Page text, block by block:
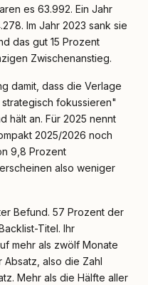
es 63.992. Ein Jahr
Im Jahr 2023 sank sie
das gut 15 Prozent
Zwischenanstieg.
damit, dass die Verlage
fokussieren"
hält an. Für 2025 nennt
2025/2026 noch
9,8 Prozent
also weniger
Befund. 57 Prozent der
Titel. Ihr
mehr als zwölf Monate
also die Zahl
Mehr als die Hälfte aller